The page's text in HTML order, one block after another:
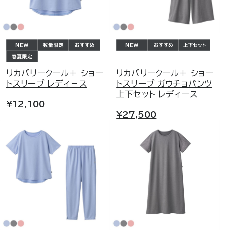
リカバリークール＋ ショー
トスリーブ レディ－ス
¥12,100
リカバリークール＋ ショー
トスリーブ ガウチョパンツ
上下セット レディース
¥27,500